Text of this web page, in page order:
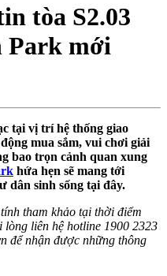
tòa S2.03
Park mới
tại vị trí hệ thống giao
mua sắm, vui chơi giải
bao trọn cảnh quan xung
hứa hẹn sẽ mang tới
dân sinh sống tại đây.
tham khảo tại thời điểm
liên hệ hotline 1900 2323
để nhận được những thông